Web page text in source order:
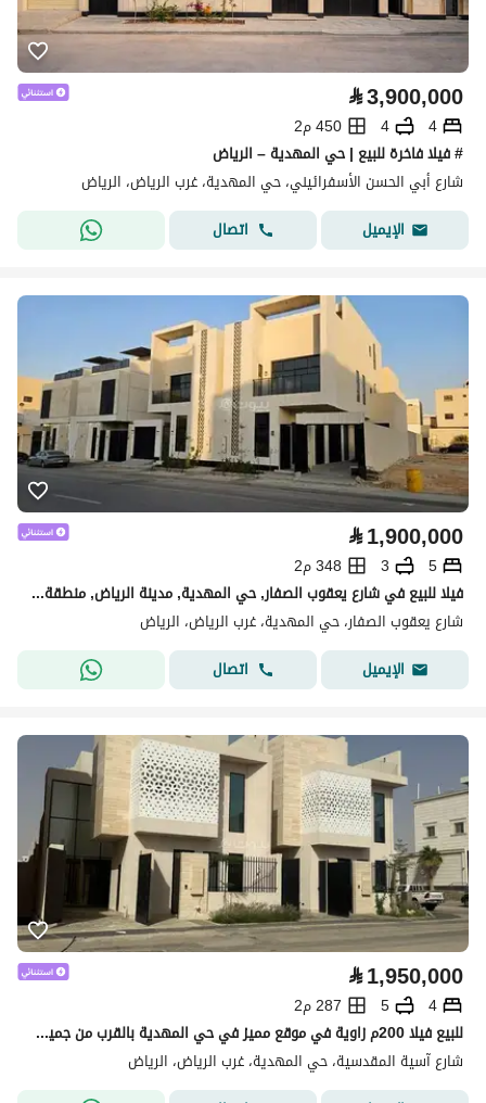
⃁3,900,000
4
4
450 م2
# فيلا فاخرة للبيع | حي المهدية – الرياض
شارع أبي الحسن الأسفرائيني، حي المهدية، غرب الرياض، الرياض
الإيميل
اتصال
⃁1,900,000
5
3
348 م2
فيلا للبيع في شارع يعقوب الصفار, حي المهدية, مدينة الرياض, منطقة الرياض
شارع يعقوب الصفار، حي المهدية، غرب الرياض، الرياض
الإيميل
اتصال
⃁1,950,000
4
5
287 م2
للبيع فيلا 200م زاوية في موقع مميز في حي المهدية بالقرب من جميع الخدمات - شارع 20 شرقي و20 جنوبي
شارع آسية المقدسية، حي المهدية، غرب الرياض، الرياض